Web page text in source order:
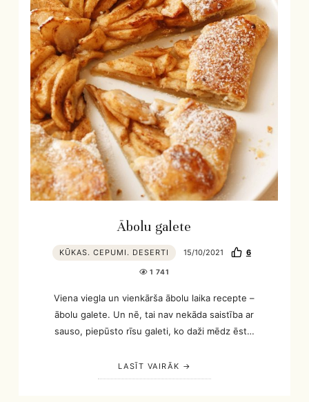
Ābolu galete
KŪKAS. CEPUMI. DESERTI 15/10/2021 6
1 741
Viena viegla un vienkārša ābolu laika recepte –
ābolu galete. Un nē, tai nav nekāda saistība ar
sauso, piepūsto rīsu galeti, ko daži mēdz ēst…
LASĪT VAIRĀK